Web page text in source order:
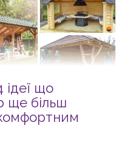
ідеї що
ще більш